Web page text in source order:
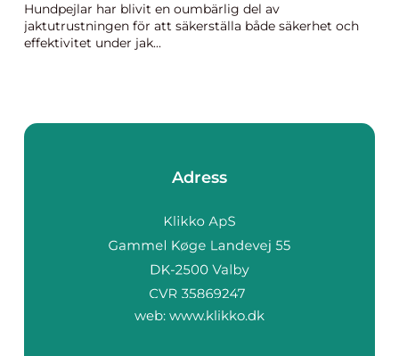
Hundpejlar har blivit en oumbärlig del av
jaktutrustningen för att säkerställa både säkerhet och
effektivitet under jak...
Adress
web: www.klikko.dk